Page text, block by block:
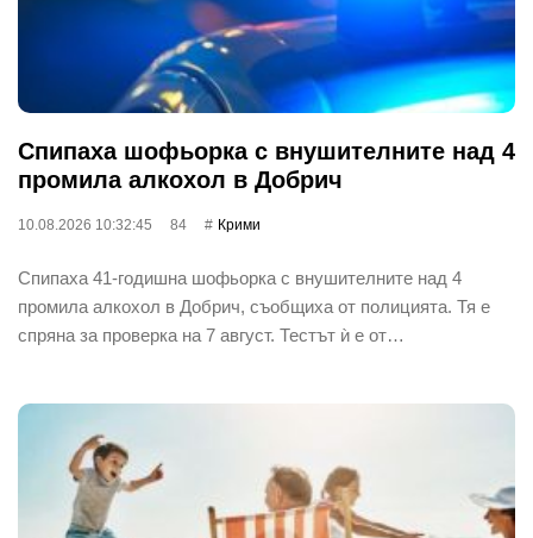
Спипаха шофьорка с внушителните над 4
промила алкохол в Добрич
10.08.2026 10:32:45 84 Крими
Спипаха 41-годишна шофьорка с внушителните над 4
промила алкохол в Добрич, съобщиха от полицията. Тя е
спряна за проверка на 7 август. Тестът ѝ е от…